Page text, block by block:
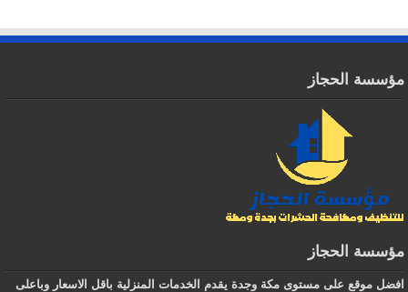
مؤسسة الحجاز
مؤسسة الحجاز
افضل موقع على مستوى مكة وجدة يقدم الخدمات المنزلية باقل الاسعار وباعلى